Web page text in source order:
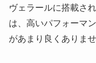
ヴェラールに搭載さ
は、高いパフォーマ
があまり良くありませ